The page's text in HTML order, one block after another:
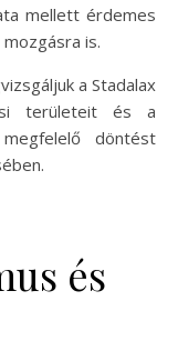
mellett érdemes
is.
a Stadalax
területeit és a
döntést
és